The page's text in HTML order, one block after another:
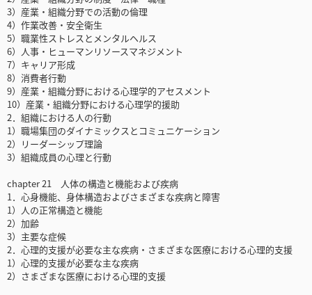
3）産業・組織分野での活動の倫理
4）作業改善・安全衛生
5）職業性ストレスとメンタルヘルス
6）人事・ヒューマンリソースマネジメント
7）キャリア形成
8）消費者行動
9）産業・組織分野における心理学的アセスメント
10）産業・組織分野における心理学的援助
2．組織における人の行動
1）職場集団のダイナミックスとコミュニケーション
2）リーダーシップ理論
3）組織成員の心理と行動
chapter 21 人体の構造と機能および疾病
1．心身機能、身体構造およびさまざまな疾病と障害
1）人の正常構造と機能
2）加齢
3）主要な症候
2．心理的支援が必要な主な疾病・さまざまな医療における心理的支援
1）心理的支援が必要な主な疾病
2）さまざまな医療における心理的支援